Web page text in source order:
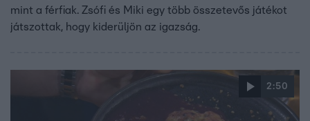
mint a férfiak. Zsófi és Miki egy több összetevős játékot
játszottak, hogy kiderüljön az igazság.
2:50